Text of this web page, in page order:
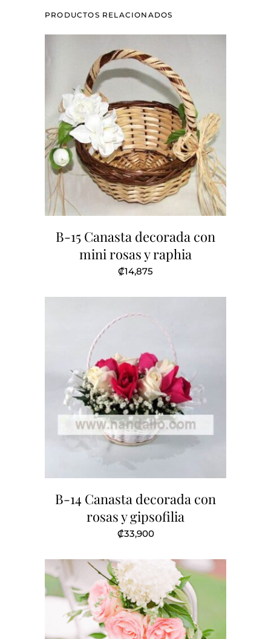
PRODUCTOS RELACIONADOS
B-15 Canasta decorada con
mini rosas y raphia
₡14,875
B-14 Canasta decorada con
rosas y gipsofilia
₡33,900